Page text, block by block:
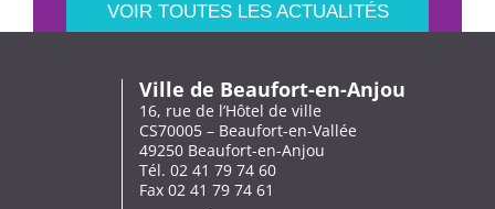
VOIR TOUTES LES ACTUALITÉS
Ville de Beaufort-en-Anjou
16, rue de l’Hôtel de ville
CS70005 – Beaufort-en-Vallée
49250 Beaufort-en-Anjou
Tél. 02 41 79 74 60
Fax 02 41 79 74 61